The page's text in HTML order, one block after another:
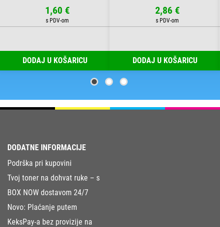
1,60 €
DODAJ U KOŠARICU
2,86 €
DODAJ U KOŠARICU
DODATNE INFORMACIJE
Podrška pri kupovini
Tvoj toner na dohvat ruke – s
BOX NOW dostavom 24/7
Novo: Plaćanje putem
KeksPay-a bez provizije na